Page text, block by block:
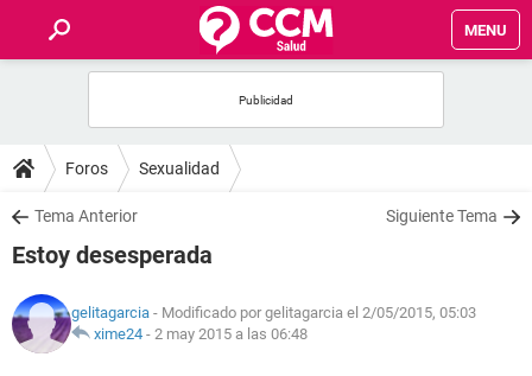
MENU
FOROS
SALUD
FAMILIA
NUTRICIÓN
Foros Sexualidad
Tema Anterior Siguiente Tema
Estoy desesperada
gelitagarcia - Modificado por gelitagarcia el 2/05/2015, 05:03
xime24 - 2 may 2015 a las 06:48